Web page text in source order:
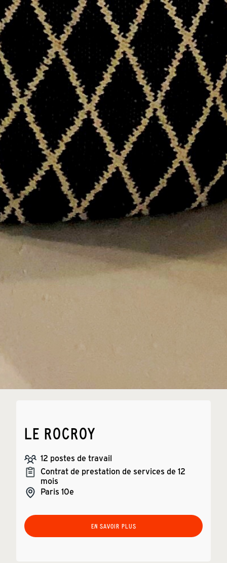
LE ROCROY
12 postes de travail
Contrat de prestation de services de 12
mois
Paris 10e
EN SAVOIR PLUS